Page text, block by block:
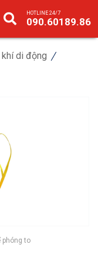
HOTLINE 24/7
090.60189.86
di động
phóng to